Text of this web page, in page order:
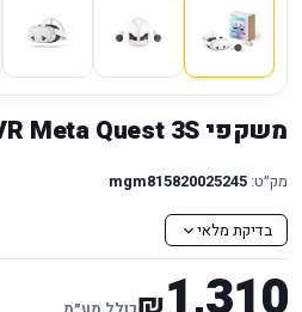
משקפי VR Meta Quest 3S בנפח 128GB
מק״ט: mgm815820025245
בדיקת מלאי